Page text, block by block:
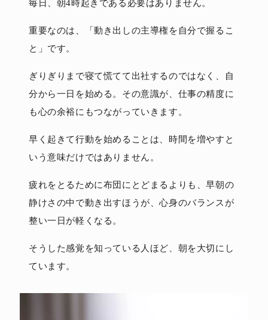
毎日、朝4時起きである必要はありません。
重要なのは、「動き出しの主導権を自分で握るこ
と」です。
ぎりぎりまで寝て慌てて出社するのではなく、自
分から一日を始める。その意識が、仕事の精度に
も心の余裕にもつながっていきます。
早く起きて行動を始めることは、時間を増やすと
いう意味だけではありません。
疲れをとるために布団にとどまるよりも、早朝の
静けさの中で動き出すほうが、心身のバランスが
整い一日が軽くなる。
そうした感覚を知っている人ほど、朝を大切にし
ています。